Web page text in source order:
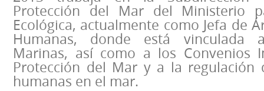
Protección del Mar del Ministerio
Ecológica, actualmente como Jefa de
Humanas, donde está vinculada
Marinas, así como a los Convenios
Protección del Mar y a la regulación
humanas en el mar.